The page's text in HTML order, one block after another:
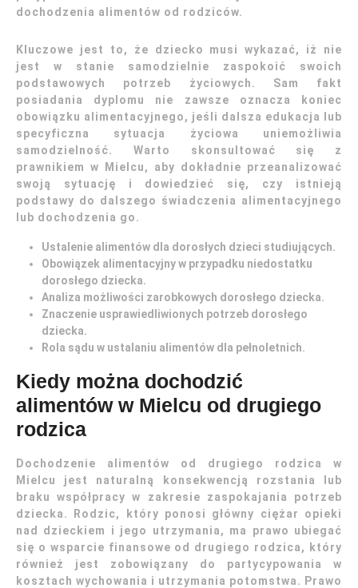
dochodzenia alimentów od rodziców.
Kluczowe jest to, że dziecko musi wykazać, iż nie
jest w stanie samodzielnie zaspokoić swoich
podstawowych potrzeb życiowych. Sam fakt
posiadania dyplomu nie zawsze oznacza koniec
obowiązku alimentacyjnego, jeśli dalsza edukacja lub
specyficzna sytuacja życiowa uniemożliwia
samodzielność. Warto skonsultować się z
prawnikiem w Mielcu, aby dokładnie przeanalizować
swoją sytuację i dowiedzieć się, czy istnieją
podstawy do dalszego świadczenia alimentacyjnego
lub dochodzenia go.
Ustalenie alimentów dla dorosłych dzieci studiujących.
Obowiązek alimentacyjny w przypadku niedostatku
dorosłego dziecka.
Analiza możliwości zarobkowych dorosłego dziecka.
Znaczenie usprawiedliwionych potrzeb dorosłego
dziecka.
Rola sądu w ustalaniu alimentów dla pełnoletnich.
Kiedy można dochodzić
alimentów w Mielcu od drugiego
rodzica
Dochodzenie alimentów od drugiego rodzica w
Mielcu jest naturalną konsekwencją rozstania lub
braku współpracy w zakresie zaspokajania potrzeb
dziecka. Rodzic, który ponosi główny ciężar opieki
nad dzieckiem i jego utrzymania, ma prawo ubiegać
się o wsparcie finansowe od drugiego rodzica, który
również jest zobowiązany do partycypowania w
kosztach wychowania i utrzymania potomstwa. Prawo